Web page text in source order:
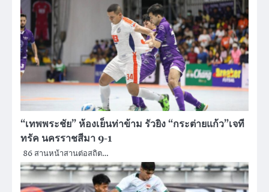
“เทพพระชัย” ห้องเย็นท่าข้าม รัวยิง “กระต่ายแก้ว”เจที
ทรัค นครราชสีมา 9-1
86 สานหน้าสานต่อสถิต…